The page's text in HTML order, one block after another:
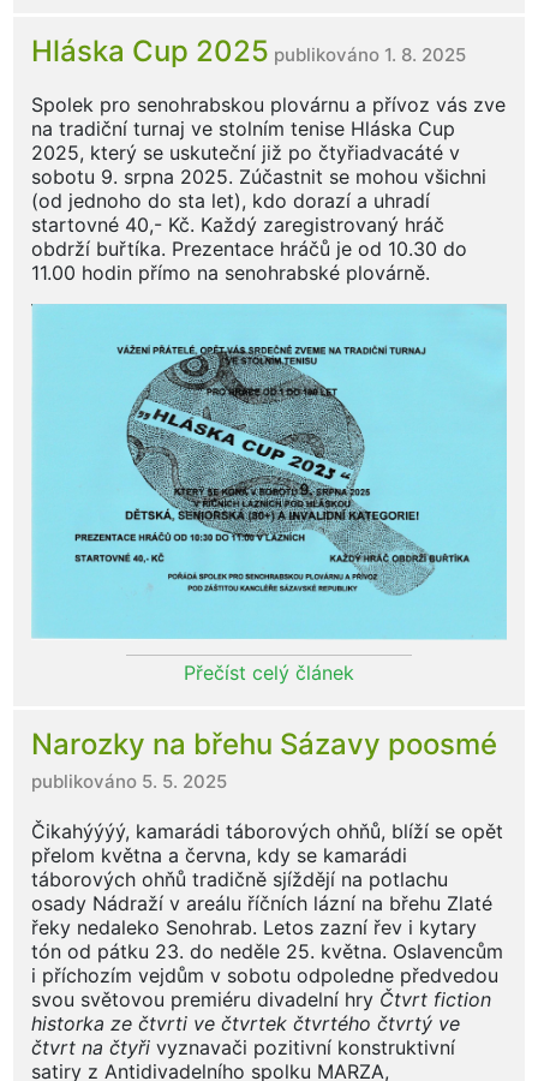
Hláska Cup 2025 publikováno 1. 8. 2025
Spolek pro senohrabskou plovárnu a přívoz vás zve
na tradiční turnaj ve stolním tenise Hláska Cup
2025, který se uskuteční již po čtyřiadvacáté v
sobotu 9. srpna 2025. Zúčastnit se mohou všichni
(od jednoho do sta let), kdo dorazí a uhradí
startovné 40,- Kč. Každý zaregistrovaný hráč
obdrží buřtíka. Prezentace hráčů je od 10.30 do
11.00 hodin přímo na senohrabské plovárně.
Přečíst celý článek
Narozky na břehu Sázavy poosmé
publikováno 5. 5. 2025
Čikahýýýý, kamarádi táborových ohňů, blíží se opět
přelom května a června, kdy se kamarádi
táborových ohňů tradičně sjíždějí na potlachu
osady Nádraží v areálu říčních lázní na břehu Zlaté
řeky nedaleko Senohrab. Letos zazní řev i kytary
tón od pátku 23. do neděle 25. května. Oslavencům
i příchozím vejdům v sobotu odpoledne předvedou
svou světovou premiéru divadelní hry Čtvrt fiction
historka ze čtvrti ve čtvrtek čtvrtého čtvrtý ve
čtvrt na čtyři vyznavači pozitivní konstruktivní
satiry z Antidivadelního spolku MARZA,